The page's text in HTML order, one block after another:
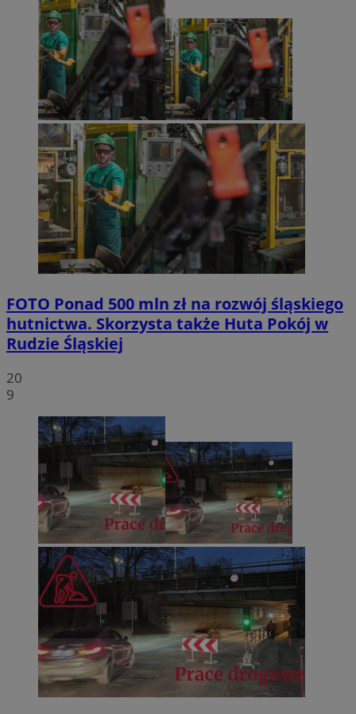
FOTO Ponad 500 mln zł na rozwój śląskiego
hutnictwa. Skorzysta także Huta Pokój w
Rudzie Śląskiej
20
9